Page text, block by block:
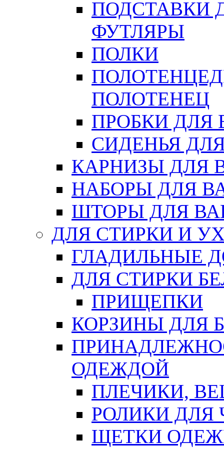
ПОДСТАВКИ
ФУТЛЯРЫ
ПОЛКИ
ПОЛОТЕНЕЦ
ПРОБКИ ДЛЯ
СИДЕНЬЯ
КАРНИЗЫ ДЛЯ
НАБОРЫ ДЛЯ
ШТОРЫ ДЛЯ
ДЛЯ СТИРКИ И
ГЛАДИЛЬНЫЕ
ДЛЯ СТИРКИ
ПРИЩЕПКИ
КОРЗИНЫ ДЛЯ
ОДЕЖДОЙ
ПЛЕЧИКИ,
РОЛИКИ ДЛЯ
ЩЕТКИ